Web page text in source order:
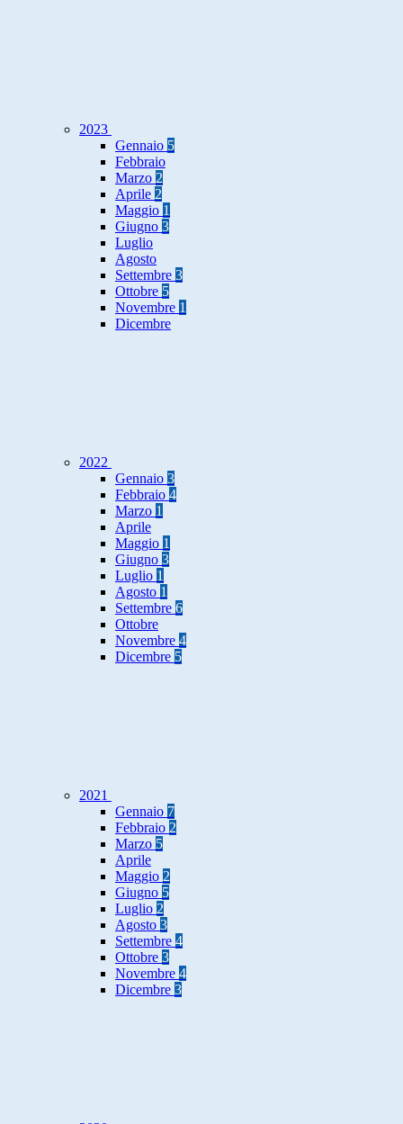
2023
Gennaio 5
Febbraio
Marzo 2
Aprile 2
Maggio 1
Giugno 3
Luglio
Agosto
Settembre 3
Ottobre 5
Novembre 1
Dicembre
2022
Gennaio 3
Febbraio 4
Marzo 1
Aprile
Maggio 1
Giugno 3
Luglio 1
Agosto 1
Settembre 6
Ottobre
Novembre 4
Dicembre 5
2021
Gennaio 7
Febbraio 2
Marzo 5
Aprile
Maggio 2
Giugno 5
Luglio 2
Agosto 3
Settembre 4
Ottobre 3
Novembre 4
Dicembre 3